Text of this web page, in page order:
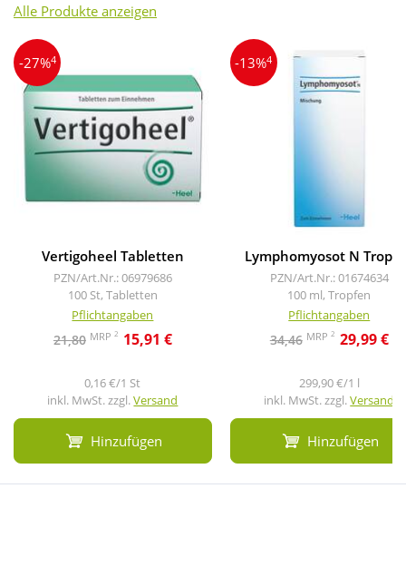
Alle Produkte anzeigen
-27%4
Vertigoheel Tabletten
PZN/Art.Nr.: 06979686
100 St, Tabletten
Pflichtangaben
21,80 MRP 2 15,91 €
0,16 €/1 St
inkl. MwSt. zzgl.Versand
Hinzufügen
-13%4
Lymphomyosot N
PZN/Art.Nr.: 01674634
100 ml, Tropfen
Pflichtangaben
34,46 MRP 2 29,99 €
299,90 €/1 l
inkl. MwSt. zzgl.Versand
Hinzufügen